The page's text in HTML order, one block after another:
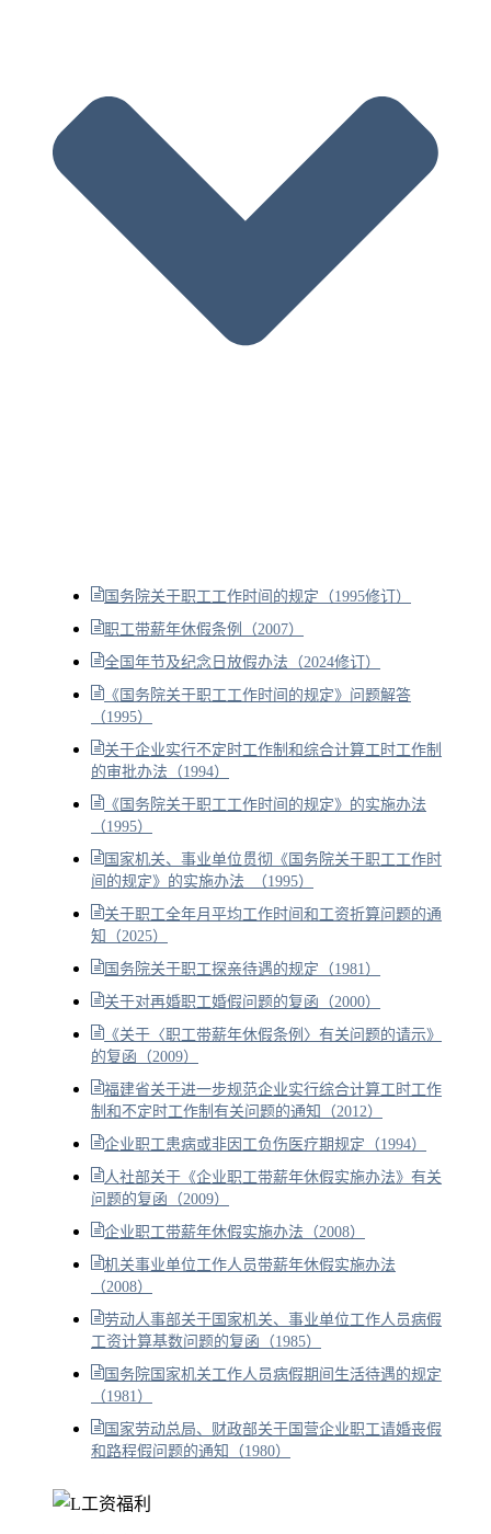
国务院关于职工工作时间的规定（1995修订）
职工带薪年休假条例（2007）
全国年节及纪念日放假办法（2024修订）
《国务院关于职工工作时间的规定》问题解答
（1995）
关于企业实行不定时工作制和综合计算工时工作制
的审批办法（1994）
《国务院关于职工工作时间的规定》的实施办法
（1995）
国家机关、事业单位贯彻《国务院关于职工工作时
间的规定》的实施办法 （1995）
关于职工全年月平均工作时间和工资折算问题的通
知（2025）
国务院关于职工探亲待遇的规定（1981）
关于对再婚职工婚假问题的复函（2000）
《关于〈职工带薪年休假条例〉有关问题的请示》
的复函（2009）
福建省关于进一步规范企业实行综合计算工时工作
制和不定时工作制有关问题的通知（2012）
企业职工患病或非因工负伤医疗期规定（1994）
人社部关于《企业职工带薪年休假实施办法》有关
问题的复函（2009）
企业职工带薪年休假实施办法（2008）
机关事业单位工作人员带薪年休假实施办法
（2008）
劳动人事部关于国家机关、事业单位工作人员病假
工资计算基数问题的复函（1985）
国务院国家机关工作人员病假期间生活待遇的规定
（1981）
国家劳动总局、财政部关于国营企业职工请婚丧假
和路程假问题的通知（1980）